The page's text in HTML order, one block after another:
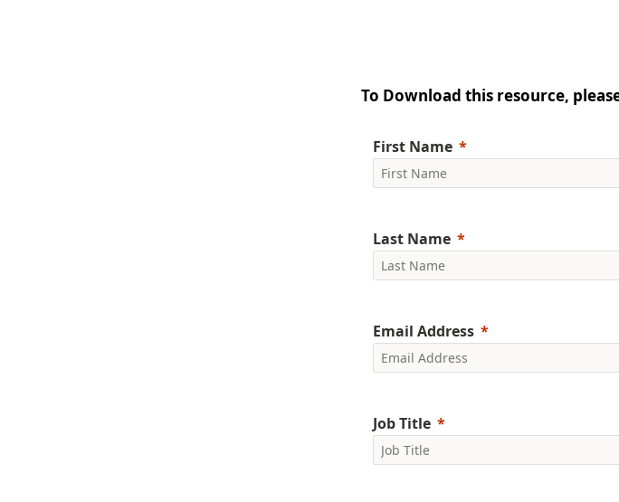
To Download this resource,
First Name
Last Name
Email Address
Job Title